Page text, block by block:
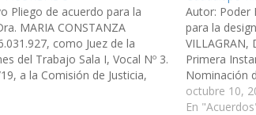
Pliego de acuerdo para la
MARIA CONSTANZA
como Juez de la
del Trabajo Sala I, Vocal Nº 3.
a la Comisión de Justicia,
Acordado el 14/11/2019
Autor: Poder
para la
VILLAGRAN,
Primera
Nominación
90-28.206/
octubre 10,
En